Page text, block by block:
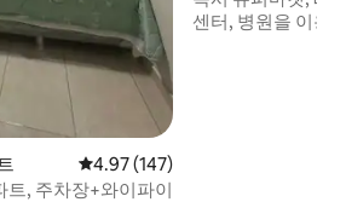
평점 4.97점(5점 만점), 후기 147
4.97 (147)
트, 주차장+와이파이
센터, 병원을 이용하